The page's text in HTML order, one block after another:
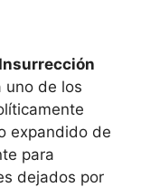
uno de los
expandido de
para
dejados por